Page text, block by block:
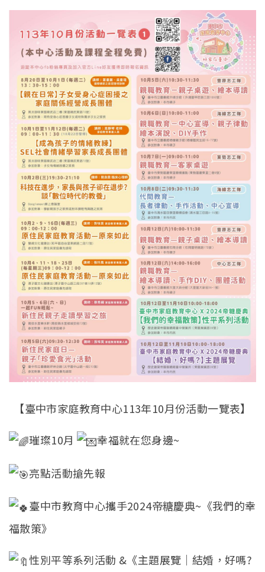
【臺中市家庭教育中心113年10月份活動一覽表】
璀璨10月 幸福就在您身邊~
亮點活動搶先報
臺中市教育中心攜手2024帝糖慶典~《我們的幸
福散策》
性別平等系列活動 &《主題展覽｜結婚，好嗎?